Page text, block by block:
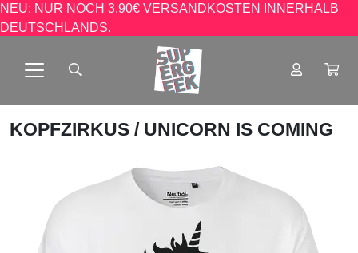
NEU: NUR NOCH 3,90€ VERSANDKOSTEN INNERHALB
DEUTSCHLANDS.
KOPFZIRKUS / UNICORN IS COMING